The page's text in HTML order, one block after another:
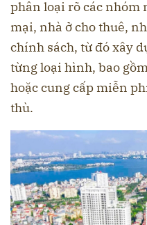
phân loại rõ các nhóm
mại, nhà ở cho thuê,
chính sách, từ đó xây
từng loại hình, bao
hoặc cung cấp miễn
thù.